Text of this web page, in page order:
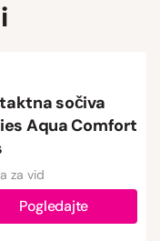
sočiva
Aqua Comfort
za vid
Pogledajte